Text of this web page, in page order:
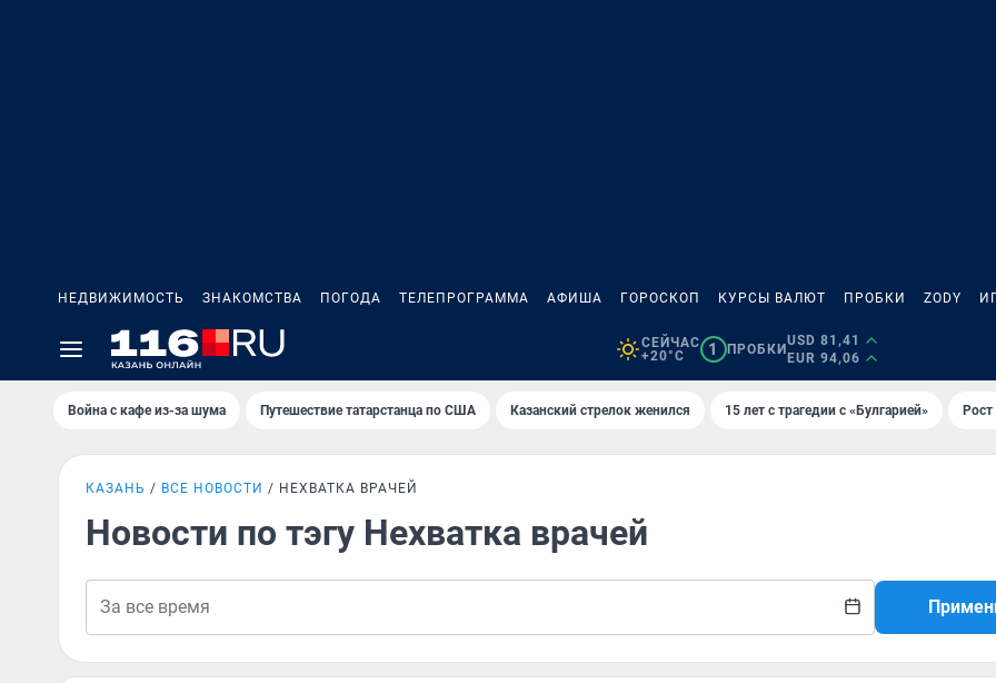
НЕДВИЖИМОСТЬ ЗНАКОМСТВА ПОГОДА ТЕЛЕПРОГРАММА АФИША ГОРОСКОП КУРСЫ ВАЛЮТ ПРОБКИ ZODY
СЕЙЧАС
+20°C
1 ПРОБКИ
USD 81,41
EUR 94,06
Война с кафе из-за шума Путешествие татарстанца по США Казанский стрелок женился 15 лет с трагедии с «Булгарией»
КАЗАНЬ ВСЕ НОВОСТИ НЕХВАТКА ВРАЧЕЙ
Новости по тэгу Нехватка врачей